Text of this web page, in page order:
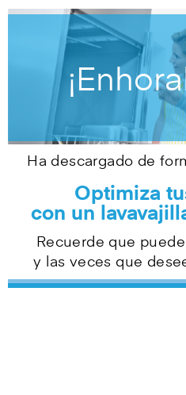
Ha descargado de
Optimiza
con un
Recuerde que
y las veces que